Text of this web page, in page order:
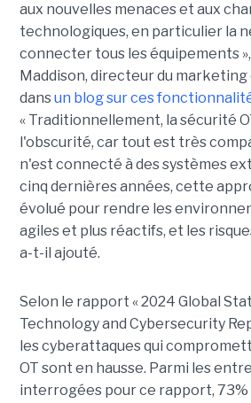
aux nouvelles menaces et aux
technologiques, en particulier la
connecter tous les équipements
Maddison, directeur du
dansun blog sur ces
« Traditionnellement, la sécurité
l'obscurité, car tout est très
n'est connecté à des systèmes
cinq dernières années, cette
évolué pour rendre les
agiles et plus réactifs, et les
a-t-il ajouté.
Selon le rapport « 2024 Global
Technology and Cybersecurity
les cyberattaques qui
OT sont en hausse. Parmi les
interrogées pour ce rapport, 73%